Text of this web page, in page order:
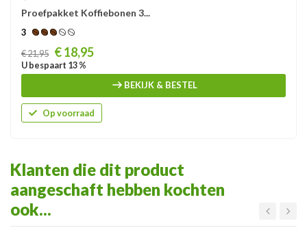
Proefpakket Koffiebonen 3...
3
Prijs
€ 21,95 € 18,95
U bespaart 13 %
BEKIJK & BESTEL
Op voorraad
Klanten die dit product
aangeschaft hebben kochten
ook...